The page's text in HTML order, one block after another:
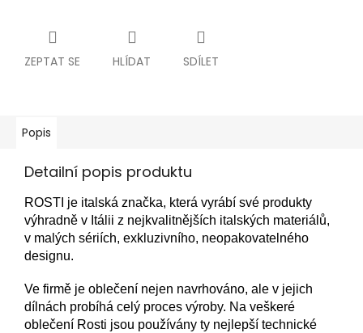
ZEPTAT SE HLÍDAT SDÍLET
Popis
Detailní popis produktu
ROSTI je italská značka, která vyrábí své produkty
výhradně v Itálii z nejkvalitnějších italských materiálů,
v malých sériích, exkluzivního, neopakovatelného
designu.
Ve firmě je oblečení nejen navrhováno, ale v jejich
dílnách probíhá celý proces výroby. Na veškeré
oblečení Rosti jsou používány ty nejlepší technické